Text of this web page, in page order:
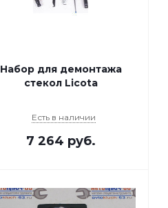
Набор для демонтажа
стекол Licota
Есть в наличии
7 264 руб.